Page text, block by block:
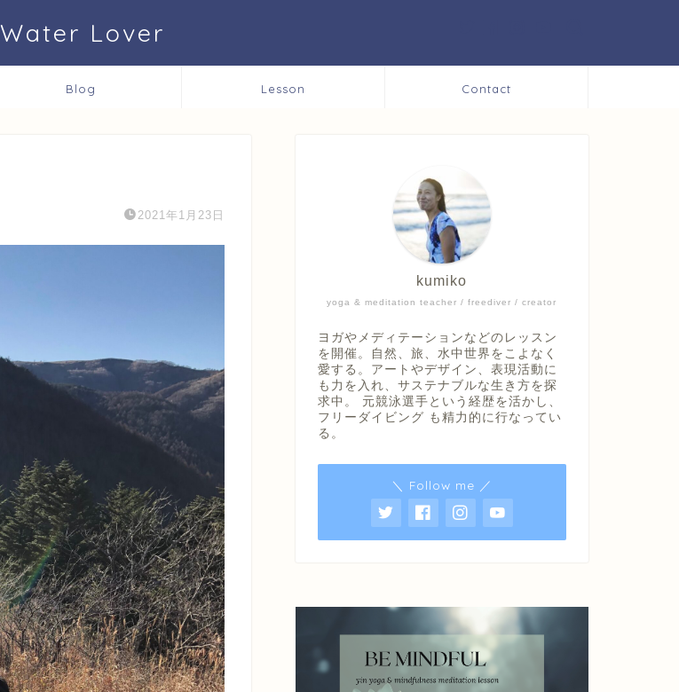
Water Lover
Blog Lesson Contact
2021年1月23日
yoga & meditation teacher / freediver / creator
kumiko
ヨガやメディテーションなどのレッスン
を開催。自然、旅、水中世界をこよなく
愛する。アートやデザイン、表現活動に
も力を入れ、サステナブルな生き方を探
求中。 元競泳選手という経歴を活かし、
フリーダイビング も精力的に行なってい
る。
＼ Follow me ／